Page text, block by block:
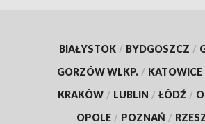
BIAŁYSTOK / BYDGOSZCZ /
GORZÓW WLKP. / KATOWICE
KRAKÓW / LUBLIN / ŁÓDŹ /
OPOLE / POZNAŃ /